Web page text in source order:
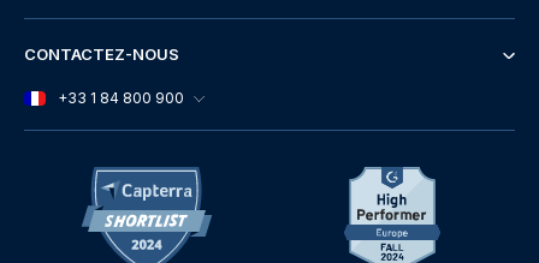
CONTACTEZ-NOUS
+33 1 84 800 900